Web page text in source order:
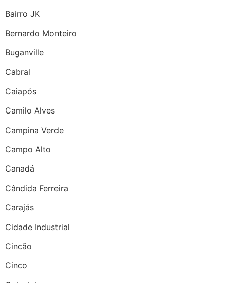
Bairro JK
Bernardo Monteiro
Buganville
Cabral
Caiapós
Camilo Alves
Campina Verde
Campo Alto
Canadá
Cândida Ferreira
Carajás
Cidade Industrial
Cincão
Cinco